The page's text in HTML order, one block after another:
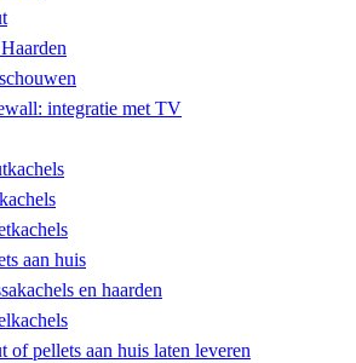
integratie met TV
aan huis
en haarden
of pellets aan huis laten leveren